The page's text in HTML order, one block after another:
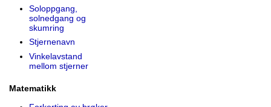
Soloppgang,
solnedgang og
skumring
Stjernenavn
Vinkelavstand
mellom stjerner
Matematikk